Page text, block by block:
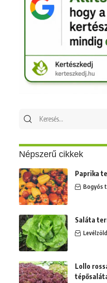
Keresés
Népszerű cikkek
Paprika
Bogyós
Saláta
Lollo